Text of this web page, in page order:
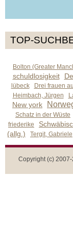
TOP-
Bolton (Greater
schuldlosigkeit
lübeck
Drei frauen
Heimbach, Jürgen
New york
Schatz in der Wüste
friederike
(allg.) Tergit, Gabriele
Copyright (c)